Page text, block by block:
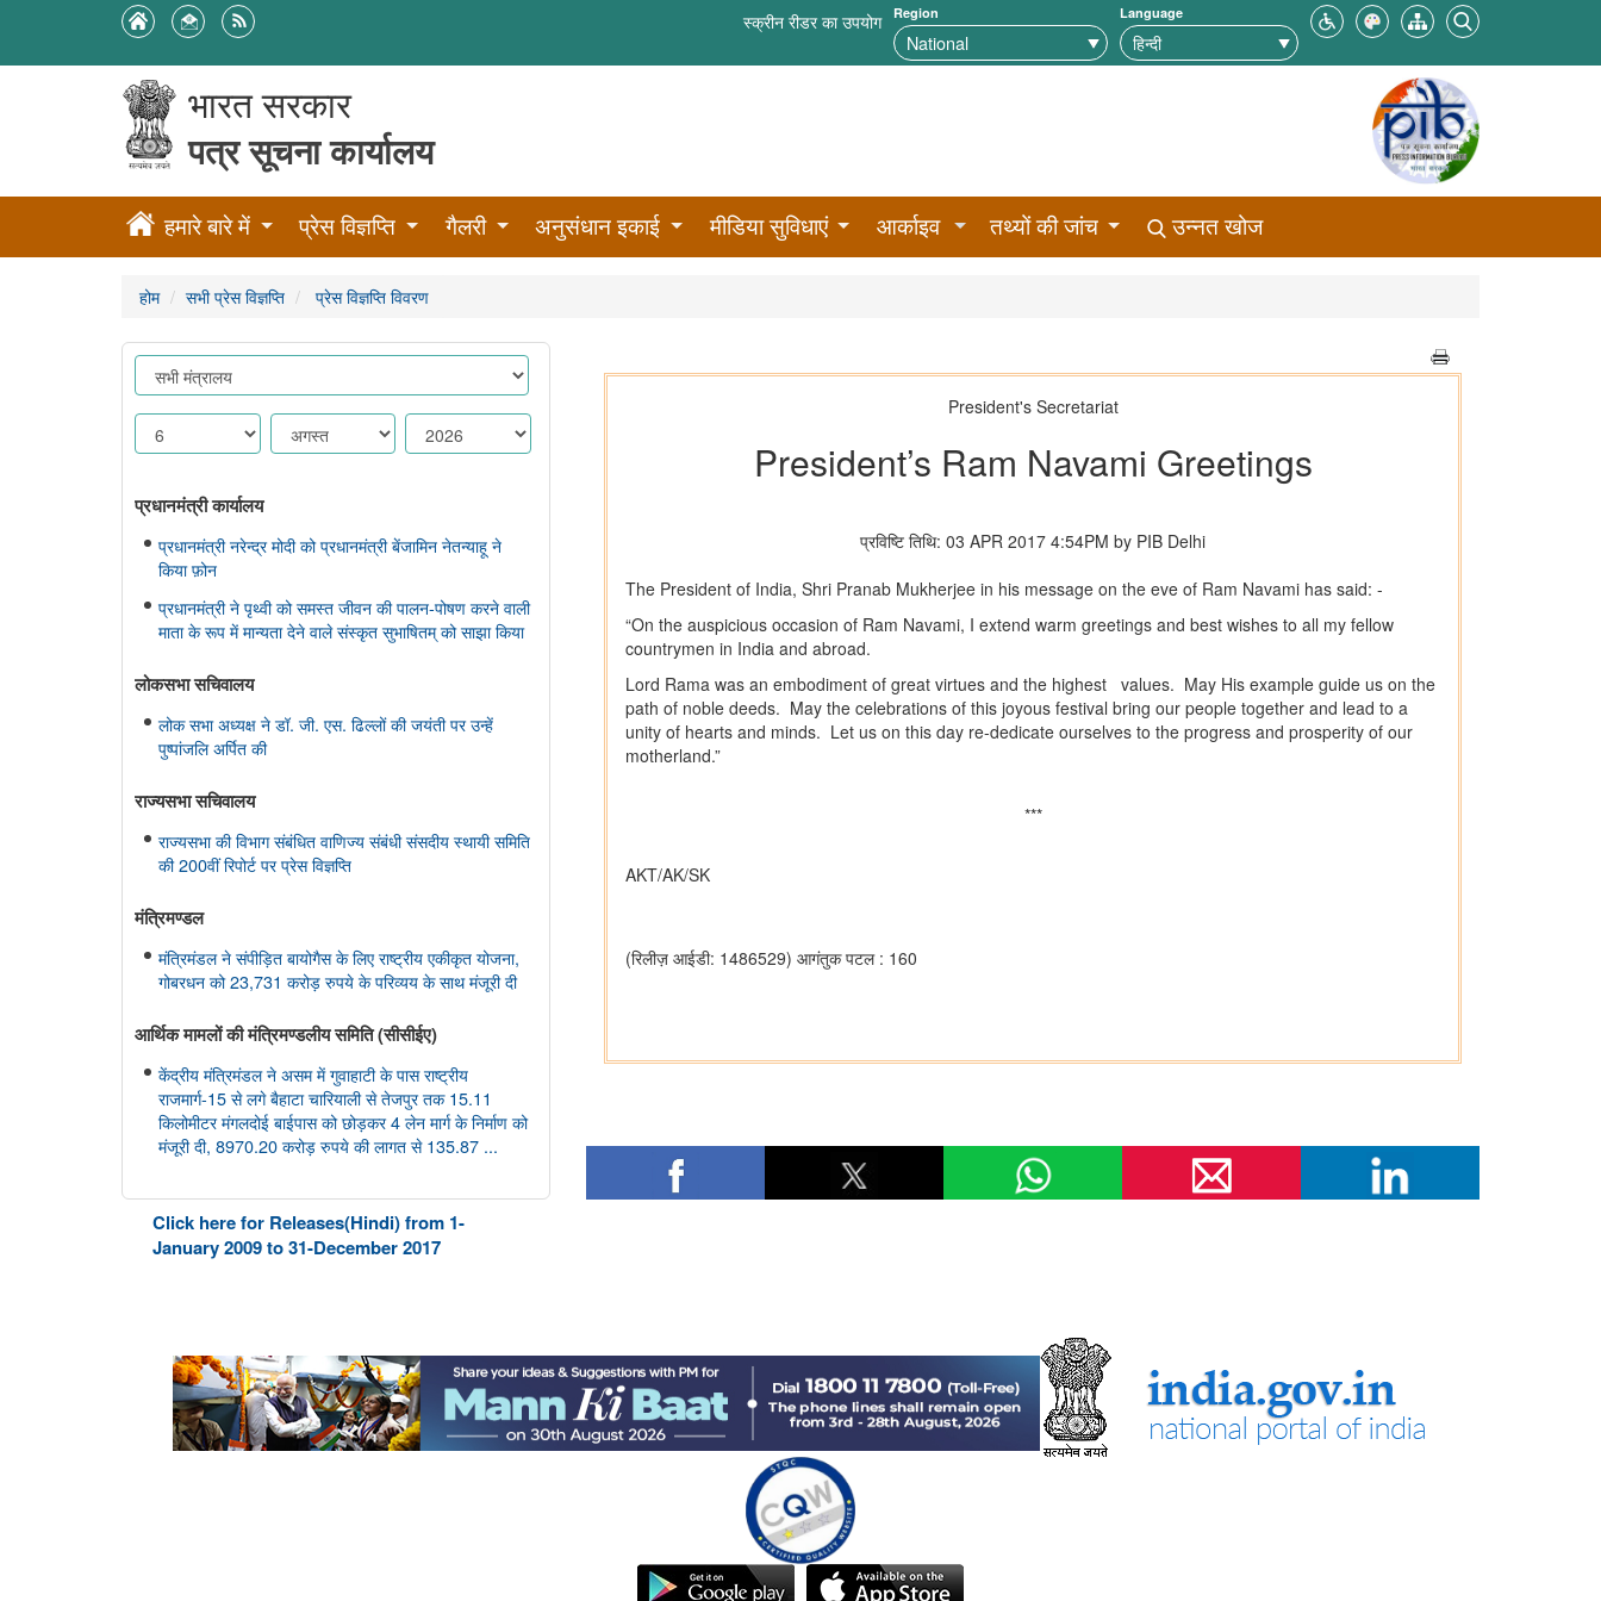
स्क्रीन रीडर का उपयोग Region Language
भारत सरकार
पत्र सूचना कार्यालय
हमारे बारे में प्रेस विज्ञप्ति गैलरी अनुसंधान इकाई मीडिया सुविधाएं आर्काइव तथ्यों की जांच उन्नत खोज
होम सभी प्रेस विज्ञप्ति प्रेस विज्ञप्ति विवरण
प्रधानमंत्री कार्यालय
प्रधानमंत्री नरेन्द्र मोदी को प्रधानमंत्री बेंजामिन नेतन्याहू ने
किया फ़ोन
प्रधानमंत्री ने पृथ्वी को समस्त जीवन की पालन-पोषण करने वाली
माता के रूप में मान्यता देने वाले संस्कृत सुभाषितम् को साझा किया
लोकसभा सचिवालय
लोक सभा अध्यक्ष ने डॉ. जी. एस. ढिल्लों की जयंती पर उन्हें
पुष्पांजलि अर्पित की
राज्यसभा सचिवालय
राज्यसभा की विभाग संबंधित वाणिज्य संबंधी संसदीय स्थायी समिति
की 200वीं रिपोर्ट पर प्रेस विज्ञप्ति
मंत्रिमण्‍डल
मंत्रिमंडल ने संपीड़ित बायोगैस के लिए राष्ट्रीय एकीकृत योजना,
गोबरधन को 23,731 करोड़ रुपये के परिव्यय के साथ मंजूरी दी
आर्थिक मामलों की मंत्रिमण्‍डलीय समिति (सीसीईए)
केंद्रीय मंत्रिमंडल ने असम में गुवाहाटी के पास राष्ट्रीय
राजमार्ग-15 से लगे बैहाटा चारियाली से तेजपुर तक 15.11
किलोमीटर मंगलदोई बाईपास को छोड़कर 4 लेन मार्ग के निर्माण को
मंजूरी दी, 8970.20 करोड़ रुपये की लागत से 135.87 ...
आयुष
केंद्रीय आयुष मंत्री श्री प्रतापराव जाधव ने सीसीआरएएस की
27वीं शासी निकाय बैठक की अध्यक्षता की
डॉ. जितेंद्र सिंह ने राज्यसभा को गगनयान मिशन और भारत के
मानव अंतरिक्ष अन्वेषण रोडमैप की प्रमुख उपलब्धियों की जानकारी
संसद प्रश्न: वैश्विक प्रक्षेपण बाजार में भारत की स्थिति
Click here for Releases(Hindi) from 1-
January 2009 to 31-December 2017